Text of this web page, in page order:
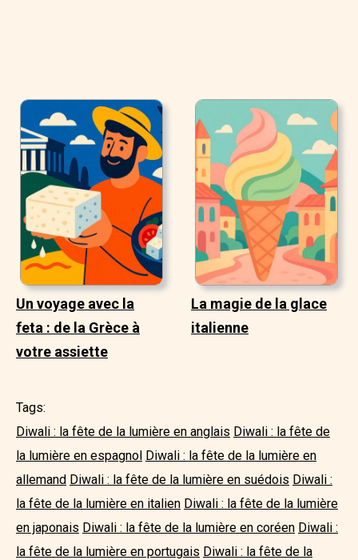
Un voyage avec la
feta : de la Grèce à
votre assiette
La magie de la glace
italienne
Tags:
Diwali : la fête de la lumière en anglais Diwali : la fête de
la lumière en espagnol Diwali : la fête de la lumière en
allemand Diwali : la fête de la lumière en suédois Diwali :
la fête de la lumière en italien Diwali : la fête de la lumière
en japonais Diwali : la fête de la lumière en coréen Diwali :
la fête de la lumière en portugais Diwali : la fête de la